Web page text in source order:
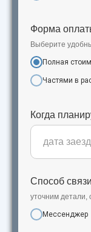
Форма
Выберите
Полная
Частями в
Когда
Способ
уточним детали,
Мессенджер